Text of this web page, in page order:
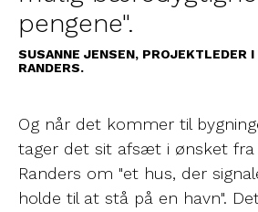
pengene".
SUSANNE JENSEN, PROJEKTLEDER
RANDERS.
Og når det kommer til
tager det sit afsæt i ønsket fra
Randers om "et hus, der
holde til at stå på en havn".